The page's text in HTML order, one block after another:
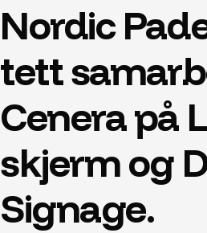
Nordic
tett
Cenera på
skjerm og
Signage.